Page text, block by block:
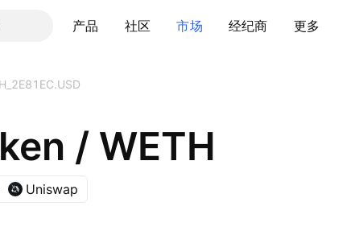
产品 社区 市场 经纪商 更多
/ WETH
Uniswap